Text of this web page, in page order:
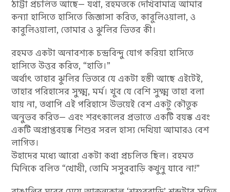
ঠাট্টা প্রচলিত আছে— যথা, রহমতকে দেখিবামাত্র আমার
কন্যা হাসিতে হাসিতে জিজ্ঞাসা করিত, কাবুলিওয়ালা, ও
কাবুলিওয়ালা, তোমার ও ঝুলির ভিতর কী।
রহমত একটা অনাবশ্যক চন্দ্রবিন্দু যোগ করিয়া হাসিতে
হাসিতে উত্তর করিত, “হাতি।”
অর্থাৎ তাহার ঝুলির ভিতরে যে একটা হস্তী আছে এইটেই,
তাহার পরিহাসের সুক্ষ্ম, মর্ম। খুব যে বেশি সুক্ষ্ম তাহা বলা
যায় না, তথাপি এই পরিহাসে উভয়েই বেশ একটু কৌতুক
অনুভব করিত— এবং শরৎকালের প্রভাতে একটি বয়স্ক এবং
একটি অপ্রাপ্তবয়স্ক শিশুর সরল হাস্য দেখিয়া আমারও বেশ
লাগিত।
উহাদের মধ্যে আরো একটা কথা প্রচলিত ছিল। রহমত
মিনিকে বলিত “খোখী, তোমি সসুরবাড়ি কখুনু যাবে না!”